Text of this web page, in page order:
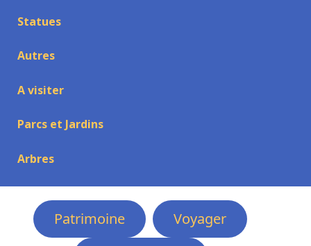
Statues
Autres
A visiter
Parcs et Jardins
Arbres
Patrimoine
Voyager